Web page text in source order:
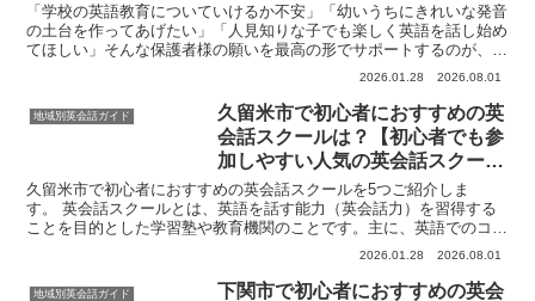
「学校の英語教育についていけるか不安」「幼いうちにきれいな発音
の土台を作ってあげたい」「人見知りな子でも楽しく英語を話し始め
てほしい」そんな保護者様の願いを最高の形でサポートするのが、子
2026.01.28 2026.08.01
地域別英会話ガイド
久留米市で初心者におすすめの英
会話スクールは？【初心者でも参
加しやすい人気の英会話スクール
5選】
久留米市で初心者におすすめの英会話スクールを5つご紹介しま
す。 英会話スクールとは、英語を話す能力（英会話力）を習得する
ことを目的とした学習塾や教育機関のことです。主に、英語でのコミ
2026.01.28 2026.08.01
地域別英会話ガイド
下関市で初心者におすすめの英会